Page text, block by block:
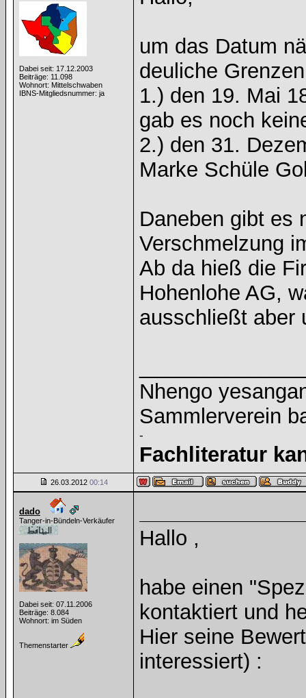
Dabei seit: 17.12.2003
Beiträge: 11.098
Wohnort: Mittelschwaben
IBNS-Mitgliedsnummer: ja
um das Datum
deuliche
1.) den 19. Mai
gab es noch
2.) den 31.
Marke Schüle
Daneben gibt es
Verschmelzung
Ab da hieß die
Hohenlohe AG,
ausschließt aber
Nhengo
Sammlerverein
-
Fachliteratur
26.03.2012 00:14
dado
Tanger-in-Bündeln-Verkäufer
Dabei seit: 07.11.2006
Beiträge: 8.084
Wohnort: im Süden
Themenstarter
Hallo ,
habe einen
kontaktiert und
Hier seine
interessiert) :